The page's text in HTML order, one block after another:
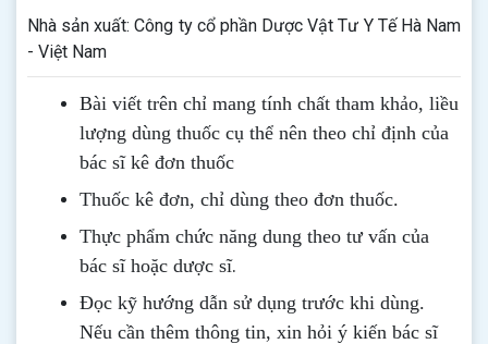
Nhà sản xuất: Công ty cổ phần Dược Vật Tư Y Tế Hà Nam
- Việt Nam
Bài viết trên chỉ mang tính chất tham khảo, liều
lượng dùng thuốc cụ thể nên theo chỉ định của
bác sĩ kê đơn thuốc
Thuốc kê đơn, chỉ dùng theo đơn thuốc.
Thực phẩm chức năng dung theo tư vấn của
bác sĩ hoặc dược sĩ.
Đọc kỹ hướng dẫn sử dụng trước khi dùng.
Nếu cần thêm thông tin, xin hỏi ý kiến bác sĩ